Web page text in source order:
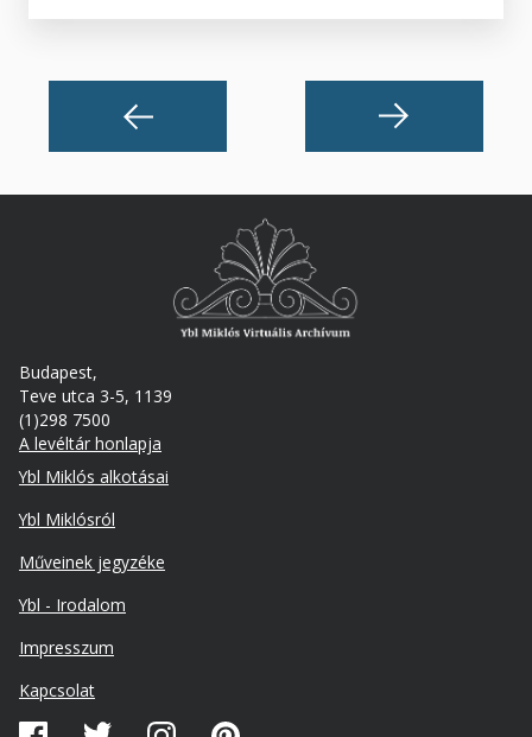
Budapest,
Teve utca 3-5, 1139
(1)298 7500
A levéltár honlapja
Footer
Ybl Miklós alkotásai
Ybl Miklósról
Műveinek jegyzéke
Ybl - Irodalom
Lábléc
másodlagos
Impresszum
Kapcsolat
Közösségi